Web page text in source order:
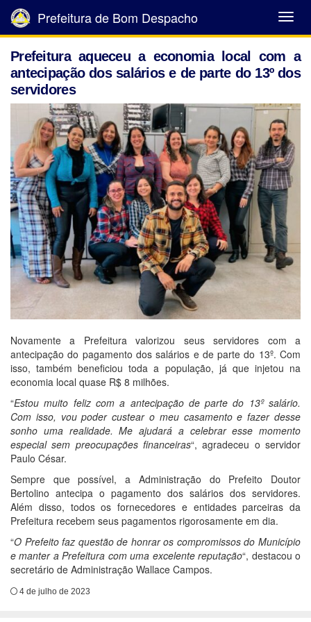
Abrir
Menu
Prefeitura de Bom Despacho
Prefeitura aqueceu a economia local com a
antecipação dos salários e de parte do 13º dos
servidores
Novamente a Prefeitura valorizou seus servidores com a
antecipação do pagamento dos salários e de parte do 13º. Com
isso, também beneficiou toda a população, já que injetou na
economia local quase R$ 8 milhões.
“Estou muito feliz com a antecipação de parte do 13º salário.
Com isso, vou poder custear o meu casamento e fazer desse
sonho uma realidade. Me ajudará a celebrar esse momento
especial sem preocupações financeiras“, agradeceu o servidor
Paulo César.
Sempre que possível, a Administração do Prefeito Doutor
Bertolino antecipa o pagamento dos salários dos servidores.
Além disso, todos os fornecedores e entidades parceiras da
Prefeitura recebem seus pagamentos rigorosamente em dia.
“O Prefeito faz questão de honrar os compromissos do Município
e manter a Prefeitura com uma excelente reputação“, destacou o
secretário de Administração Wallace Campos.
4 de julho de 2023